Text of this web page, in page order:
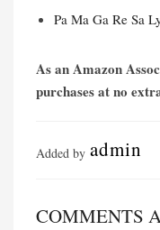
Pa Ma Ga Re Sa
As an Amazon
purchases at no
Added by admin
COMMENTS